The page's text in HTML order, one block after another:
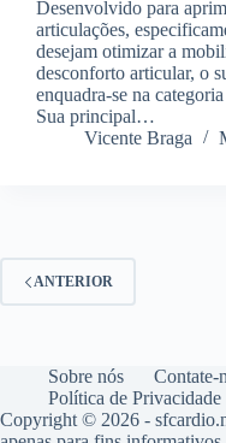
Desenvolvido para
articulações,
desejam otimizar a
desconforto articular, o
enquadra-se na
Sua principal…
Vicente Braga
ANTERIOR
Sobre nós Contate-
Política de Privacidade
Copyright © 2026 -